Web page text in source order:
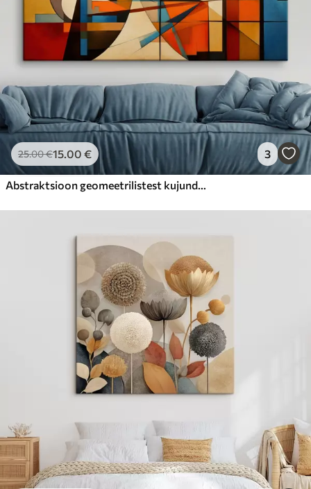
25.00€15.00 € 3
Abstraktsioon geomeetrilistest kujunditest